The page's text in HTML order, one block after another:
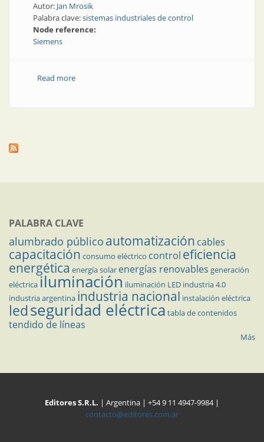
Autor: Jan Mrosik
Palabra clave:sistemas industriales de control
Node reference:
Siemens
Read moreabout Sistemas industriales de control en la era digital
PALABRA CLAVE
alumbrado público automatización cables
capacitación consumo eléctrico control eficiencia
energética energía solar energías renovables generación
eléctricailuminación iluminación LED industria 4.0
industria argentina industria nacional instalación eléctrica
ledseguridad eléctrica tabla de contenidos
tendido de líneas
Más
Editores S.R.L. | Argentina | +54 9 11 4947-9984 |
contacto@editores.com.ar